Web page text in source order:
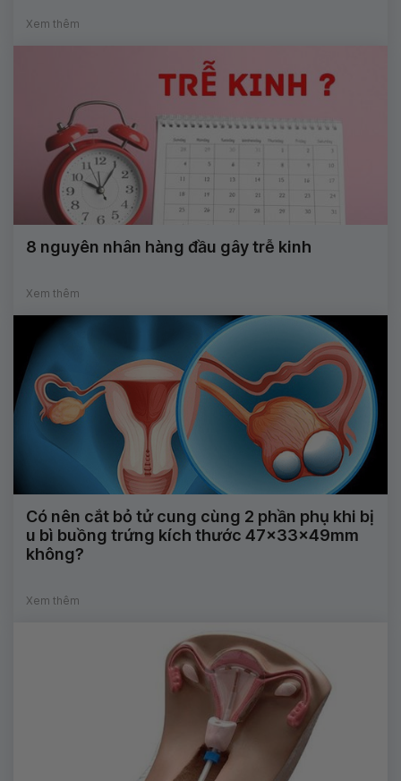
Xem thêm
8 nguyên nhân hàng đầu gây trễ kinh
Xem thêm
Có nên cắt bỏ tử cung cùng 2 phần phụ khi bị
u bì buồng trứng kích thước 47x33x49mm
không?
Xem thêm